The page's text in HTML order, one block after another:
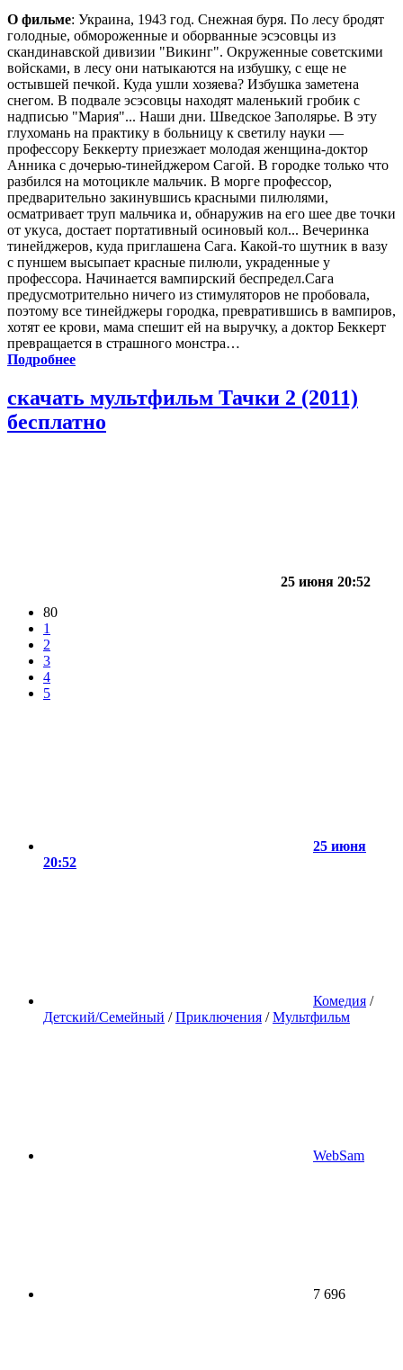
О фильме: Украина, 1943 год. Снежная буря. По лесу бродят
голодные, обмороженные и оборванные эсэсовцы из
скандинавской дивизии "Викинг". Окруженные советскими
войсками, в лесу они натыкаются на избушку, с еще не
остывшей печкой. Куда ушли хозяева? Избушка заметена
снегом. В подвале эсэсовцы находят маленький гробик с
надписью "Мария"... Наши дни. Шведское Заполярье. В эту
глухомань на практику в больницу к светилу науки —
профессору Беккерту приезжает молодая женщина-доктор
Анника с дочерью-тинейджером Сагой. В городке только что
разбился на мотоцикле мальчик. В морге профессор,
предварительно закинувшись красными пилюлями,
осматривает труп мальчика и, обнаружив на его шее две точки
от укуса, достает портативный осиновый кол... Вечеринка
тинейджеров, куда приглашена Сага. Какой-то шутник в вазу
с пуншем высыпает красные пилюли, украденные у
профессора. Начинается вампирский беспредел.Сага
предусмотрительно ничего из стимуляторов не пробовала,
поэтому все тинейджеры городка, превратившись в вампиров,
хотят ее крови, мама спешит ей на выручку, а доктор Беккерт
превращается в страшного монстра…
Подробнее
скачать мультфильм Тачки 2 (2011)
бесплатно
25 июня 20:52
80
1
2
3
4
5
25 июня
20:52
Комедия /
Детский/Семейный /Приключения /Мультфильм
WebSam
7 696